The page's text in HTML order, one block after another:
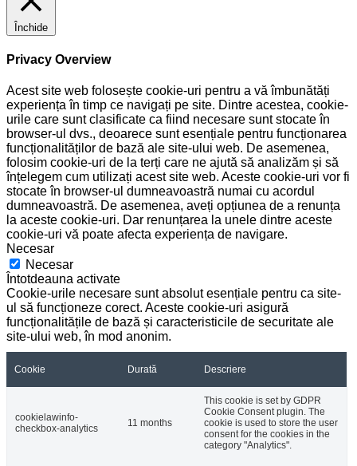
Închide
Privacy Overview
Acest site web folosește cookie-uri pentru a vă îmbunătăți
experiența în timp ce navigați pe site. Dintre acestea, cookie-
urile care sunt clasificate ca fiind necesare sunt stocate în
browser-ul dvs., deoarece sunt esențiale pentru funcționarea
funcționalităților de bază ale site-ului web. De asemenea,
folosim cookie-uri de la terți care ne ajută să analizăm și să
înțelegem cum utilizați acest site web. Aceste cookie-uri vor fi
stocate în browser-ul dumneavoastră numai cu acordul
dumneavoastră. De asemenea, aveți opțiunea de a renunța
la aceste cookie-uri. Dar renunțarea la unele dintre aceste
cookie-uri vă poate afecta experiența de navigare.
Necesar
Necesar
Întotdeauna activate
Cookie-urile necesare sunt absolut esențiale pentru ca site-
ul să funcționeze corect. Aceste cookie-uri asigură
funcționalitățile de bază și caracteristicile de securitate ale
site-ului web, în mod anonim.
Cookie Durată Descriere
cookielawinfo-
checkbox-analytics
11 months
This cookie is set by GDPR
Cookie Consent plugin. The
cookie is used to store the user
consent for the cookies in the
category "Analytics".